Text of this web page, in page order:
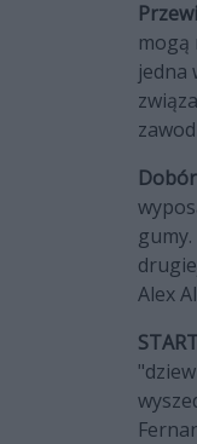
mogą
jedna
Alex